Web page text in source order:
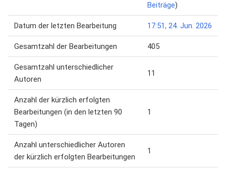
Beiträge)
Datum der letzten Bearbeitung 17:51, 24. Jun. 2026
Gesamtzahl der Bearbeitungen 405
Gesamtzahl unterschiedlicher
Autoren
11
Anzahl der kürzlich erfolgten
Bearbeitungen (in den letzten 90
Tagen)
1
Anzahl unterschiedlicher Autoren
der kürzlich erfolgten Bearbeitungen
1